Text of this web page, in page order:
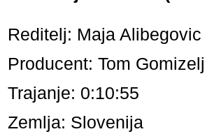
Reditelj: Maja Alibegovic
Producent: Tom Gomizelj
Trajanje: 0:10:55
Zemlja: Slovenija